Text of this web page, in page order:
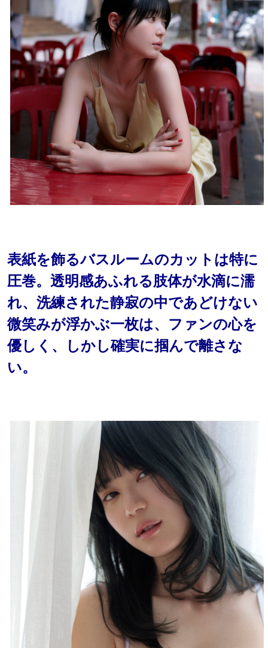
表紙を飾るバスルームのカットは特に
圧巻。透明感あふれる肢体が水滴に濡
れ、洗練された静寂の中であどけない
微笑みが浮かぶ一枚は、ファンの心を
優しく、しかし確実に掴んで離さな
い。